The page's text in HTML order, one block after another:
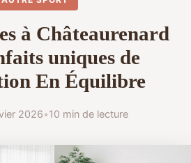
à Châteaurenard
uniques de
En Équilibre
2026•10 min de lecture